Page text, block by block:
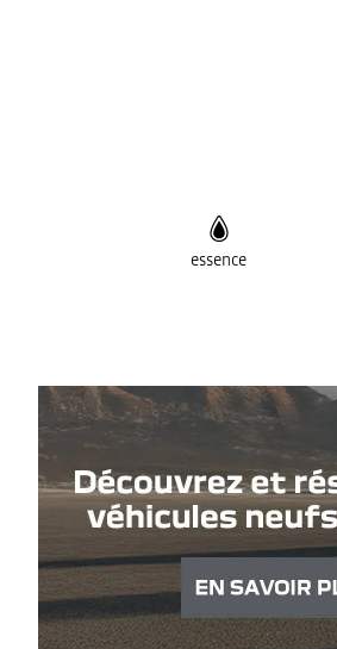
essence